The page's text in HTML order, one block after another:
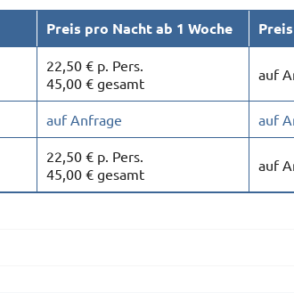
Preis pro Nacht ab 1 Woche
22,50 € p. Pers.
45,00 € gesamt
auf
auf Anfrage auf
22,50 € p. Pers.
45,00 € gesamt
auf